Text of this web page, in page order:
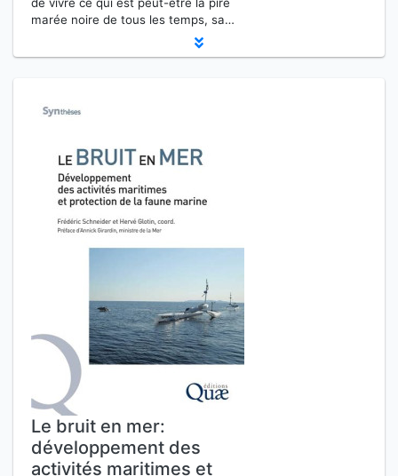
marée noire de tous les temps, sa…
Le bruit en mer:
développement des
activités maritimes et